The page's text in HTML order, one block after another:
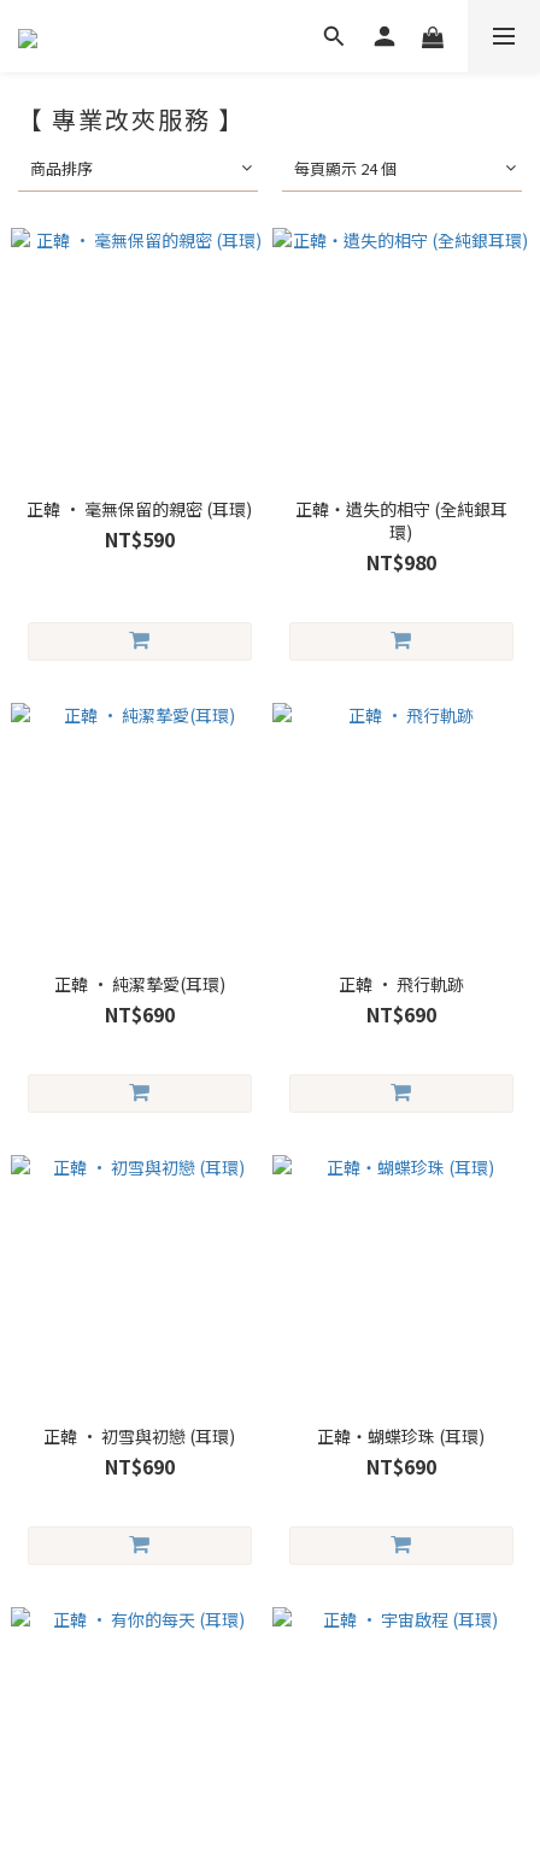
【 專業改夾服務 】
商品排序 每頁顯示 24 個
正韓 • 毫無保留的親密 (耳環)
NT$590
正韓・遺失的相守 (全純銀耳
環)
NT$980
正韓 • 純潔摯愛(耳環)
NT$690
正韓 • 飛行軌跡
NT$690
正韓 • 初雪與初戀 (耳環)
NT$690
正韓・蝴蝶珍珠 (耳環)
NT$690